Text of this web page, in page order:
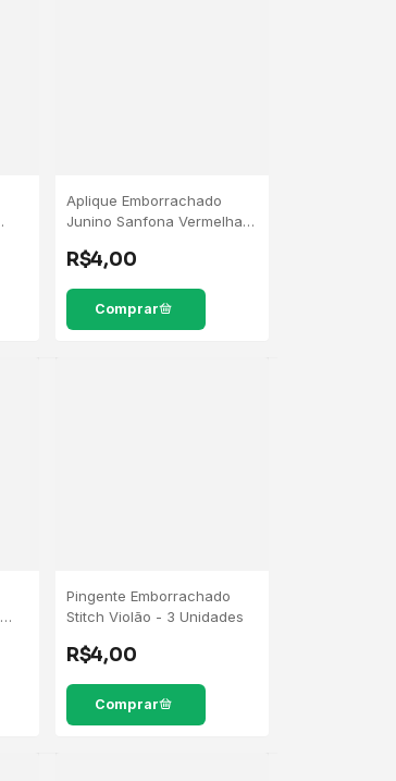
Aplique Emborrachado
Junino Sanfona Vermelha -
R$4,00
Pingente Emborrachado
Stitch Violão - 3 Unidades
R$4,00